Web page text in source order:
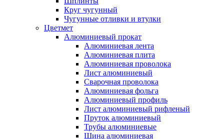
Круг чугунный
Чугунные отливки и втулки
Цветмет
Алюминиевый прокат
Алюминиевая лента
Алюминиевая плита
Алюминиевая проволока
Лист алюминиевый
Сварочная проволока
Алюминиевая фольга
Алюминиевый профиль
Лист алюминиевый рифленый
Пруток алюминиевый
Трубы алюминиевые
Шина алюминиевая